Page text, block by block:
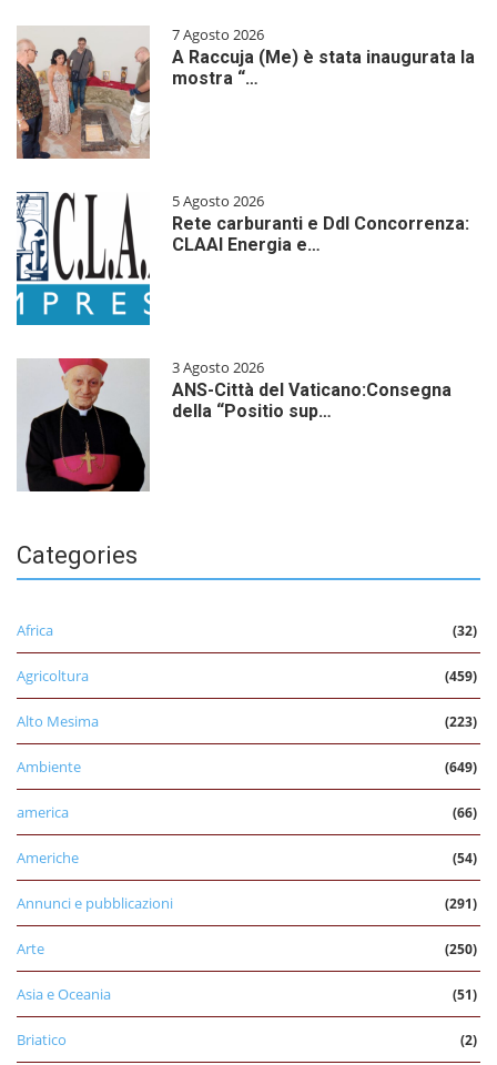
7 Agosto 2026
A Raccuja (Me) è stata inaugurata la
mostra “…
5 Agosto 2026
Rete carburanti e Ddl Concorrenza:
CLAAI Energia e…
3 Agosto 2026
ANS-Città del Vaticano:Consegna
della “Positio sup…
Categories
Africa (32)
Agricoltura (459)
Alto Mesima (223)
Ambiente (649)
america (66)
Americhe (54)
Annunci e pubblicazioni (291)
Arte (250)
Asia e Oceania (51)
Briatico (2)